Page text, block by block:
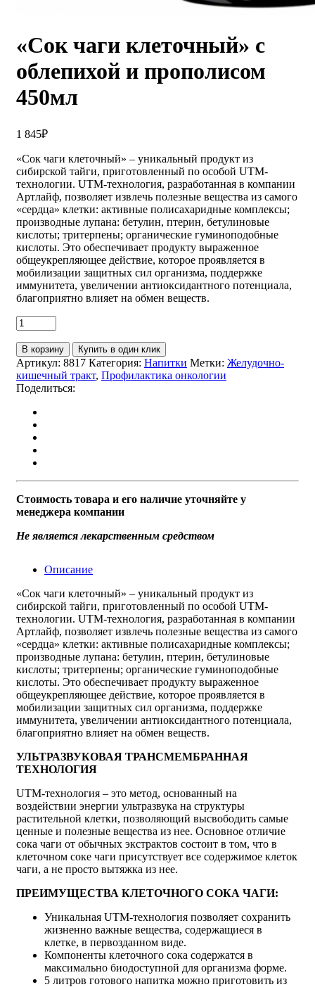
«Сок чаги клеточный» с
облепихой и прополисом
450мл
1 845₽
«Сок чаги клеточный» – уникальный продукт из
сибирской тайги, приготовленный по особой UTM-
технологии. UTM-технология, разработанная в компании
Артлайф, позволяет извлечь полезные вещества из самого
«сердца» клетки: активные полисахаридные комплексы;
производные лупана: бетулин, птерин, бетулиновые
кислоты; тритерпены; органические гуминоподобные
кислоты. Это обеспечивает продукту выраженное
общеукрепляющее действие, которое проявляется в
мобилизации защитных сил организма, поддержке
иммунитета, увеличении антиоксидантного потенциала,
благоприятно влияет на обмен веществ.
В корзину Купить в один клик
Артикул: 8817 Категория: Напитки Метки: Желудочно-
кишечный тракт, Профилактика онкологии
Поделиться:
Стоимость товара и его наличие уточняйте у
менеджера компании
Не является лекарственным средством
Описание
«Сок чаги клеточный» – уникальный продукт из
сибирской тайги, приготовленный по особой UTM-
технологии. UTM-технология, разработанная в компании
Артлайф, позволяет извлечь полезные вещества из самого
«сердца» клетки: активные полисахаридные комплексы;
производные лупана: бетулин, птерин, бетулиновые
кислоты; тритерпены; органические гуминоподобные
кислоты. Это обеспечивает продукту выраженное
общеукрепляющее действие, которое проявляется в
мобилизации защитных сил организма, поддержке
иммунитета, увеличении антиоксидантного потенциала,
благоприятно влияет на обмен веществ.
УЛЬТРАЗВУКОВАЯ ТРАНСМЕМБРАННАЯ
ТЕХНОЛОГИЯ
UTM-технология – это метод, основанный на
воздействии энергии ультразвука на структуры
растительной клетки, позволяющий высвободить самые
ценные и полезные вещества из нее. Основное отличие
сока чаги от обычных экстрактов состоит в том, что в
клеточном соке чаги присутствует все содержимое клеток
чаги, а не просто вытяжка из нее.
ПРЕИМУЩЕСТВА КЛЕТОЧНОГО СОКА ЧАГИ:
Уникальная UTM-технология позволяет сохранить
жизненно важные вещества, содержащиеся в
клетке, в первозданном виде.
Компоненты клеточного сока содержатся в
максимально биодоступной для организма форме.
5 литров готового напитка можно приготовить из